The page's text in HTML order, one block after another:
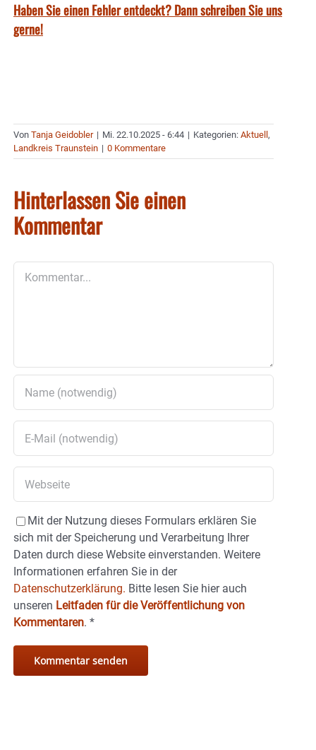
Haben Sie einen Fehler entdeckt? Dann schreiben Sie uns
gerne!
Von Tanja Geidobler | Mi. 22.10.2025 - 6:44 | Kategorien: Aktuell ,
Landkreis Traunstein | 0 Kommentare
Hinterlassen Sie einen
Kommentar
Mit der Nutzung dieses Formulars erklären Sie
sich mit der Speicherung und Verarbeitung Ihrer
Daten durch diese Website einverstanden. Weitere
Informationen erfahren Sie in der
Datenschutzerklärung. Bitte lesen Sie hier auch
unseren Leitfaden für die Veröffentlichung von
Kommentaren. *